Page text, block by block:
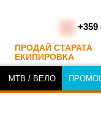
+359
ПРОДАЙ СТАРАТА
ЕКИПИРОВКА
MTB / ВЕЛО